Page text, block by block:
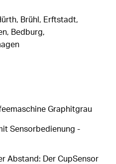
Brühl, Erftstadt,
Bedburg,
Graphitgrau
Sensorbedienung -
Abstand: Der CupSensor